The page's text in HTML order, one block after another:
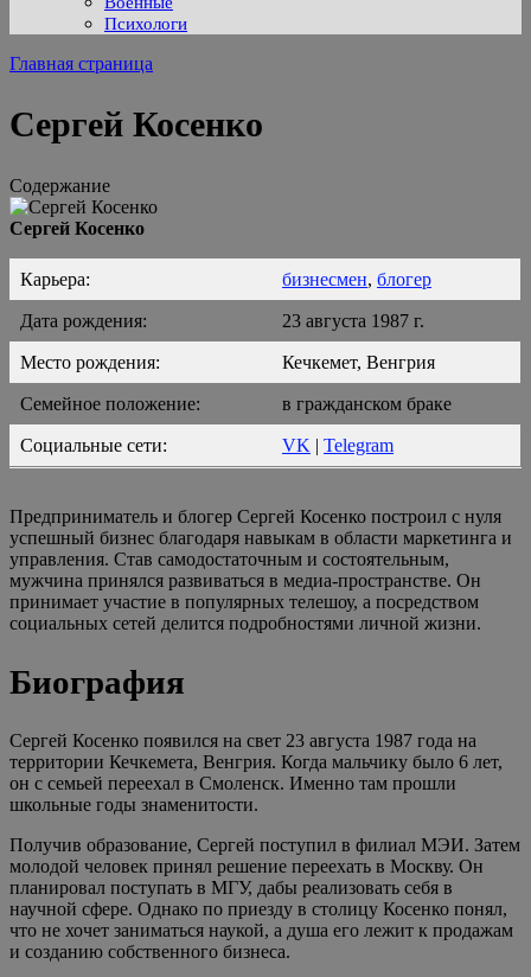
Психологи
Главная страница
Сергей Косенко
Содержание
Сергей Косенко
Карьера: бизнесмен, блогер
Дата рождения: 23 августа 1987 г.
Место рождения: Кечкемет, Венгрия
Семейное положение: в гражданском браке
Социальные сети: VK | Telegram
Предприниматель и блогер Сергей Косенко построил с нуля
успешный бизнес благодаря навыкам в области маркетинга и
управления. Став самодостаточным и состоятельным,
мужчина принялся развиваться в медиа-пространстве. Он
принимает участие в популярных телешоу, а посредством
социальных сетей делится подробностями личной жизни.
Биография
Сергей Косенко появился на свет 23 августа 1987 года на
территории Кечкемета, Венгрия. Когда мальчику было 6 лет,
он с семьей переехал в Смоленск. Именно там прошли
школьные годы знаменитости.
Получив образование, Сергей поступил в филиал МЭИ. Затем
молодой человек принял решение переехать в Москву. Он
планировал поступать в МГУ, дабы реализовать себя в
научной сфере. Однако по приезду в столицу Косенко понял,
что не хочет заниматься наукой, а душа его лежит к продажам
и созданию собственного бизнеса.